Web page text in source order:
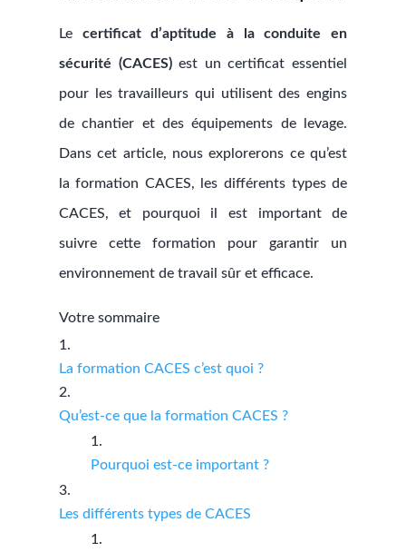
Le certificat d’aptitude à la conduite en
sécurité (CACES)est un certificat essentiel
pour les travailleurs qui utilisent des engins
de chantier et des équipements de levage.
Dans cet article, nous explorerons ce qu’est
la formation CACES, les différents types de
CACES, et pourquoi il est important de
suivre cette formation pour garantir un
environnement de travail sûr et efficace.
Votre sommaire
La formation CACES c’est quoi ?
Qu’est-ce que la formation CACES ?
Pourquoi est-ce important ?
Les différents types de CACES